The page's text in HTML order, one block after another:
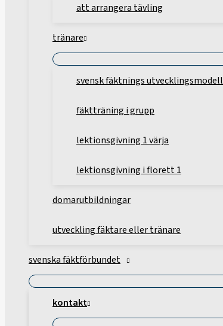
att arrangera tävling
tränare
svensk fäktnings utvecklingsmodell
fäktträning i grupp
lektionsgivning 1 värja
lektionsgivning i florett 1
domarutbildningar
utveckling fäktare eller tränare
svenska fäktförbundet
kontakt